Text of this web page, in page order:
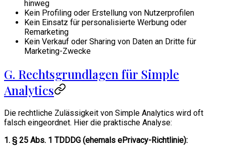
hinweg
Kein Profiling oder Erstellung von Nutzerprofilen
Kein Einsatz für personalisierte Werbung oder
Remarketing
Kein Verkauf oder Sharing von Daten an Dritte für
Marketing-Zwecke
G. Rechtsgrundlagen für Simple
Analytics
Die rechtliche Zulässigkeit von Simple Analytics wird oft
falsch eingeordnet. Hier die praktische Analyse:
1. § 25 Abs. 1 TDDDG (ehemals ePrivacy-Richtlinie):